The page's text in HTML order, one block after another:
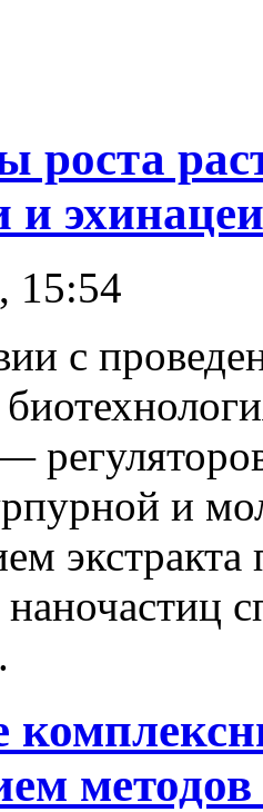
роста
и
15:54
с
и